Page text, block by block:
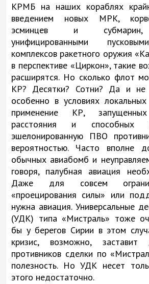
КРМБ на наших кораблях
введением новых МРК,
эсминцев и субмарин,
унифицированными
комплексов ракетного оружия
в перспективе «Циркон», такие
расширятся. Но сколько флот
КР? Десятки? Сотни? Да и
особенно в условиях
применение КР,
расстояния и способных
эшелонированную ПВО
вероятностью. Часто вполне
обычных авиабомб и
говоря, палубная авиация
Даже для совсем
«проецирования силы» или
нужна авиация. Универсальные
(УДК) типа «Мистраль» тоже
бы у берегов Сирии в этом
кризис, возможно, заставит
противников сделки по
полезность. Но УДК несет
этого недостаточно.